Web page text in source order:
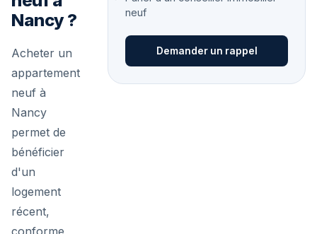
Nancy ?
Acheter un
appartement
neuf à
Nancy
permet de
bénéficier
d'un
logement
récent,
conforme
neuf
Demander un rappel